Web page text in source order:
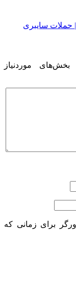
| حملات سایبری
بخش‌های موردنیاز
برای زمانی که